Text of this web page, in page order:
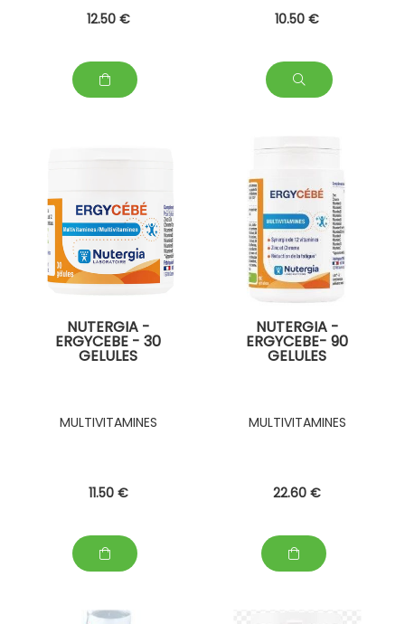
2 à 3 gélules par jour. À
l'antibiotique (2h
minimum).
12.50 € 10.50 €
NUTERGIA -
ERGYCEBE - 30
GELULES
MULTIVITAMINES
11.50 €
NUTERGIA -
ERGYCEBE- 90
GELULES
MULTIVITAMINES
22.60 €